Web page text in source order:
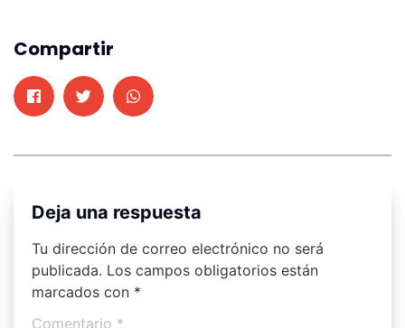
Compartir
Deja una respuesta
Tu dirección de correo electrónico no será
publicada. Los campos obligatorios están
marcados con *
Comentario *